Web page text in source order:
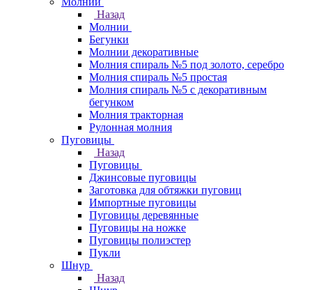
Назад
Молнии
Бегунки
Молнии декоративные
Молния спираль №5 под золото, серебро
Молния спираль №5 простая
Молния спираль №5 с декоративным
бегунком
Молния тракторная
Рулонная молния
Пуговицы
Назад
Пуговицы
Джинсовые пуговицы
Заготовка для обтяжки пуговиц
Импортные пуговицы
Пуговицы деревянные
Пуговицы на ножке
Пуговицы полиэстер
Пукли
Шнур
Назад